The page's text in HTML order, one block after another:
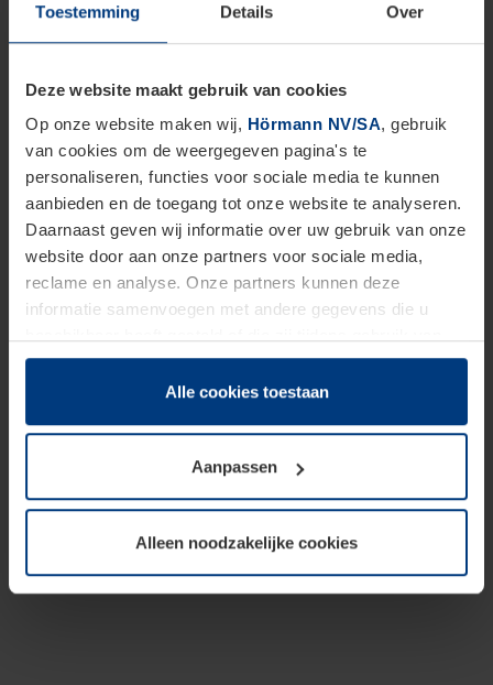
Toestemming Details Over
Deze website maakt gebruik van cookies
Op onze website maken wij, Hörmann NV/SA, gebruik
van cookies om de weergegeven pagina's te
personaliseren, functies voor sociale media te kunnen
aanbieden en de toegang tot onze website te analyseren.
Daarnaast geven wij informatie over uw gebruik van onze
website door aan onze partners voor sociale media,
reclame en analyse. Onze partners kunnen deze
informatie samenvoegen met andere gegevens die u
hun diensten hebben verzameld.
Juridisch hebben wij het recht om cookies op uw
van deze pagina's absoluut vereist is. Voor alle andere
soorten cookies is uw toestemming benodigd. Uw
toestemming kunt u op elk moment bij de uitleg van de
wijzigen of herroepen.
Alle cookies toestaan
Aanpassen
Alleen noodzakelijke cookies